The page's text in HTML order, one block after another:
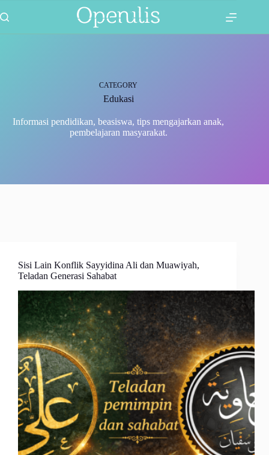
to
CATEGORY
Edukasi
Informasi pendidikan, beasiswa, tips mengajarkan anak,
pembelajaran masyarakat.
Sisi Lain Konflik Sayyidina Ali dan Muawiyah,
Teladan Generasi Sahabat
1 Comment
2 Comments